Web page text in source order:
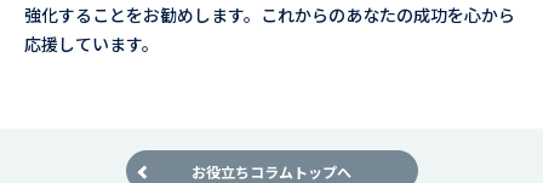
強化することをお勧めします。これからのあなたの成功を心から
応援しています。
お役立ちコラムトップへ